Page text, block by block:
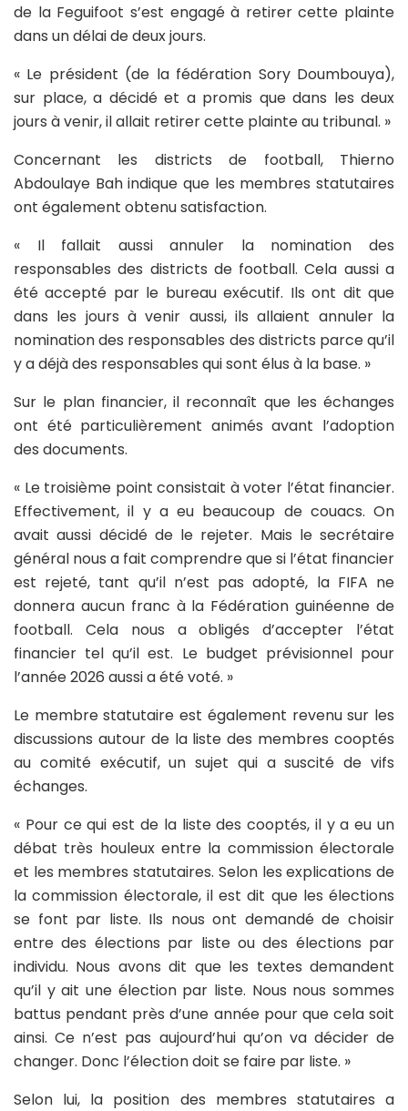
de la Feguifoot s’est engagé à retirer cette plainte
dans un délai de deux jours.
« Le président (de la fédération Sory Doumbouya),
sur place, a décidé et a promis que dans les deux
jours à venir, il allait retirer cette plainte au tribunal. »
Concernant les districts de football, Thierno
Abdoulaye Bah indique que les membres statutaires
ont également obtenu satisfaction.
« Il fallait aussi annuler la nomination des
responsables des districts de football. Cela aussi a
été accepté par le bureau exécutif. Ils ont dit que
dans les jours à venir aussi, ils allaient annuler la
nomination des responsables des districts parce qu’il
y a déjà des responsables qui sont élus à la base. »
Sur le plan financier, il reconnaît que les échanges
ont été particulièrement animés avant l’adoption
des documents.
« Le troisième point consistait à voter l’état financier.
Effectivement, il y a eu beaucoup de couacs. On
avait aussi décidé de le rejeter. Mais le secrétaire
général nous a fait comprendre que si l’état financier
est rejeté, tant qu’il n’est pas adopté, la FIFA ne
donnera aucun franc à la Fédération guinéenne de
football. Cela nous a obligés d’accepter l’état
financier tel qu’il est. Le budget prévisionnel pour
l’année 2026 aussi a été voté. »
Le membre statutaire est également revenu sur les
discussions autour de la liste des membres cooptés
au comité exécutif, un sujet qui a suscité de vifs
échanges.
« Pour ce qui est de la liste des cooptés, il y a eu un
débat très houleux entre la commission électorale
et les membres statutaires. Selon les explications de
la commission électorale, il est dit que les élections
se font par liste. Ils nous ont demandé de choisir
entre des élections par liste ou des élections par
individu. Nous avons dit que les textes demandent
qu’il y ait une élection par liste. Nous nous sommes
battus pendant près d’une année pour que cela soit
ainsi. Ce n’est pas aujourd’hui qu’on va décider de
changer. Donc l’élection doit se faire par liste. »
Selon lui, la position des membres statutaires a